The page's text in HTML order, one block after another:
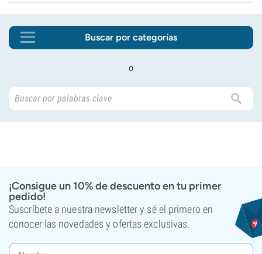
Buscar por categorías
o
¡Consigue un 10% de descuento en tu primer
pedido!
Suscríbete a nuestra newsletter y sé el primero en
conocer las novedades y ofertas exclusivas.